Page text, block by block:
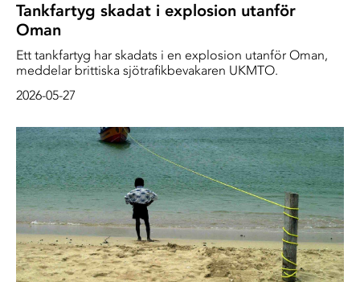
Tankfartyg skadat i explosion utanför
Oman
Ett tankfartyg har skadats i en explosion utanför Oman,
meddelar brittiska sjötrafikbevakaren UKMTO.
2026-05-27